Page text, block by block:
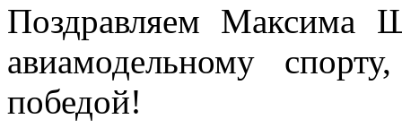
Поздравляем Максима
авиамодельному
победой!